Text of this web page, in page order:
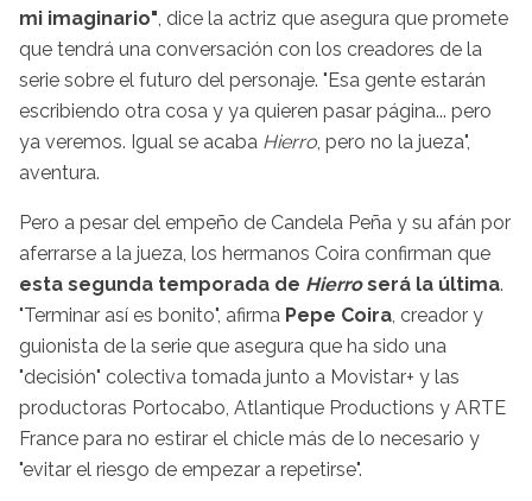
mi imaginario" , dice la actriz que asegura que promete
que tendrá una conversación con los creadores de la
serie sobre el futuro del personaje. "Esa gente estarán
escribiendo otra cosa y ya quieren pasar página... pero
ya veremos. Igual se acaba Hierro , pero no la jueza",
aventura.
Pero a pesar del empeño de Candela Peña y su afán por
aferrarse a la jueza, los hermanos Coira confirman que
esta segunda temporada de Hierroserá la última.
"Terminar así es bonito", afirma Pepe Coira , creador y
guionista de la serie que asegura que ha sido una
"decisión" colectiva tomada junto a Movistar+ y las
productoras Portocabo, Atlantique Productions y ARTE
France para no estirar el chicle más de lo necesario y
"evitar el riesgo de empezar a repetirse".